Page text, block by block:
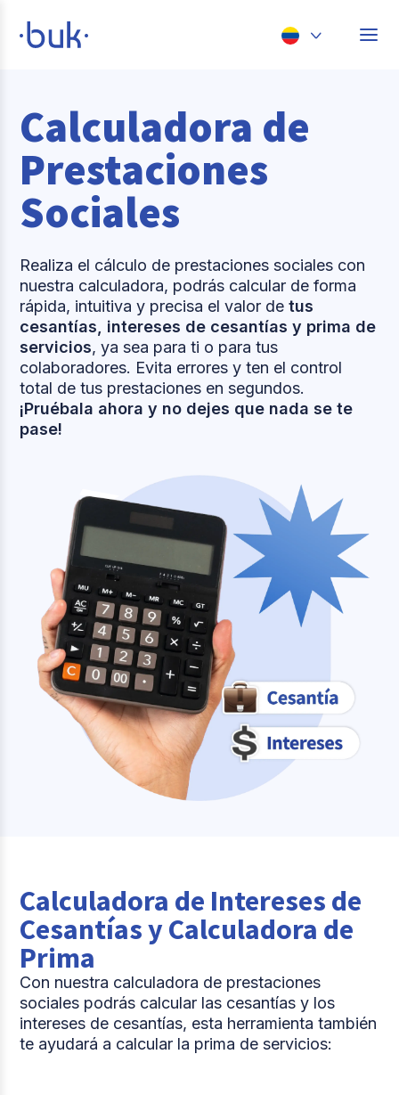
Colombia
México
Calculadora de
Prestaciones
Sociales
Realiza el cálculo de prestaciones sociales con
nuestra calculadora, podrás calcular de forma
rápida, intuitiva y precisa el valor detus
cesantías, intereses de cesantías y prima de
servicios, ya sea para ti o para tus
colaboradores. Evita errores y ten el control
total de tus prestaciones en segundos.
¡Pruébala ahora y no dejes que nada se te
pase!
Calculadora de Intereses de
Cesantías y Calculadora de
Prima
Con nuestra calculadora de prestaciones
sociales podrás calcular las cesantías y los
intereses de cesantías, esta herramienta también
te ayudará a calcular la prima de servicios: